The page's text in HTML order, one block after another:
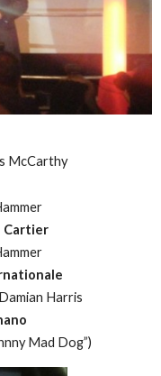
McCarthy
Cartier
Harris
Mad Dog”)